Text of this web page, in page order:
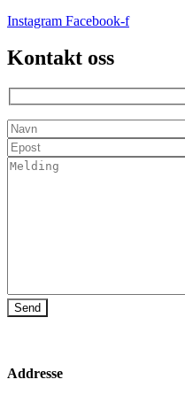
Instagram Facebook-f
Kontakt oss
Addresse